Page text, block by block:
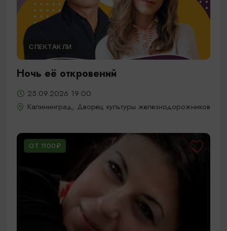
СПЕКТАКЛИ
Ночь её откровений
25.09.2026 19:00
Калининград, Дворец культуры железнодорожников
ОТ 1100₽